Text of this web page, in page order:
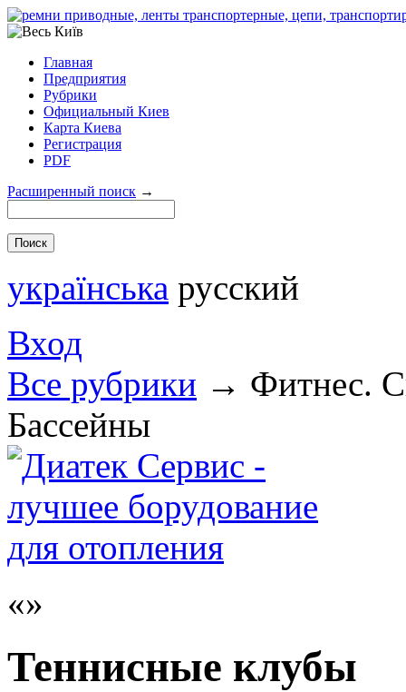
Главная
Предприятия
Рубрики
Официальный Киев
Карта Киева
Регистрация
PDF
Расширенный поиск →
українська русский
Вход
Все рубрики → Фитнес.
Бассейны
Теннисные клубы